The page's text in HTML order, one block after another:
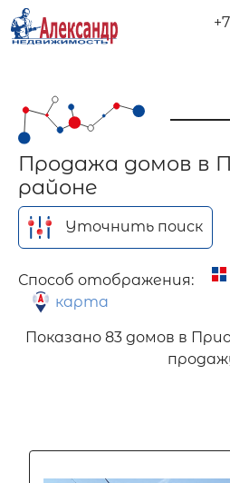
Продажа домов в
районе
Уточнить поиск
Способ отображения:
карта
Показано 83 домов в